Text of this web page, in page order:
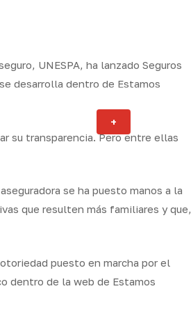
+
UNESPA, ha lanzado Seguros
desarrolla dentro de Estamos
su transparencia. Pero entre ellas
se ha puesto manos a la
que resulten más familiares y que,
puesto en marcha por el
dentro de la web de Estamos